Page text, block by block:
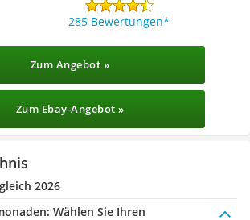
285 Bewertungen
Zum Angebot »
Zum Ebay-Angebot »
2026
Wählen Sie Ihren